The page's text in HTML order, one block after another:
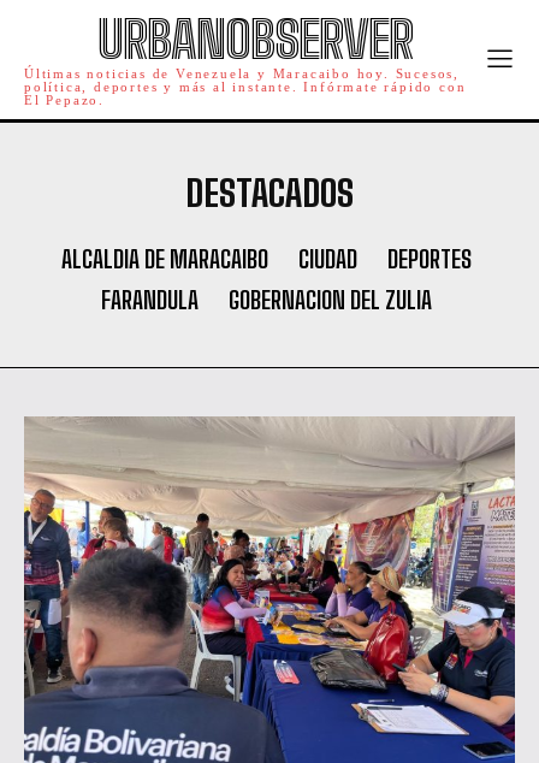
URBANOBSERVER
Últimas noticias de Venezuela y Maracaibo hoy. Sucesos,
política, deportes y más al instante. Infórmate rápido con
El Pepazo.
DESTACADOS
ALCALDIA DE MARACAIBO CIUDAD
DEPORTES
FARANDULA
GOBERNACION DEL ZULIA